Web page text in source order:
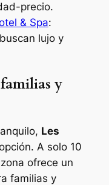
precio.
& Spa:
lujo y
y
Les
A solo 10
ofrece un
familias y